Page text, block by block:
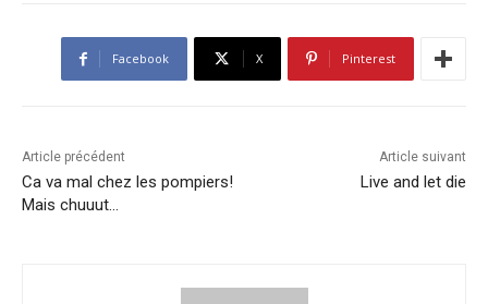
Facebook X Pinterest
Article précédent
Ca va mal chez les pompiers!
Mais chuuut…
Article suivant
Live and let die